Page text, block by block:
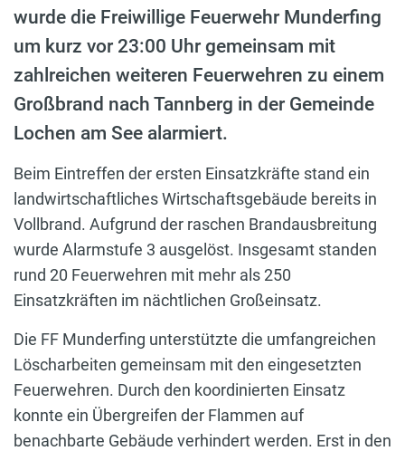
wurde die Freiwillige Feuerwehr Munderfing
um kurz vor 23:00 Uhr gemeinsam mit
zahlreichen weiteren Feuerwehren zu einem
Großbrand nach Tannberg in der Gemeinde
Lochen am See alarmiert.
Beim Eintreffen der ersten Einsatzkräfte stand ein
landwirtschaftliches Wirtschaftsgebäude bereits in
Vollbrand. Aufgrund der raschen Brandausbreitung
wurde Alarmstufe 3 ausgelöst. Insgesamt standen
rund 20 Feuerwehren mit mehr als 250
Einsatzkräften im nächtlichen Großeinsatz.
Die FF Munderfing unterstützte die umfangreichen
Löscharbeiten gemeinsam mit den eingesetzten
Feuerwehren. Durch den koordinierten Einsatz
konnte ein Übergreifen der Flammen auf
benachbarte Gebäude verhindert werden. Erst in den